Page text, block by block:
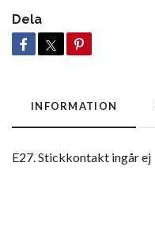
Dela
INFORMATION
E27. Stickkontakt ingår ej